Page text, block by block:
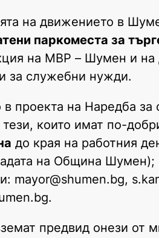
на движението в
паркоместа за
на МВР – Шумен и
за служебни нужди.
проекта на Наредба за
които имат по-
до края на работния
на Община Шумен);
mayor@shumen.bg,
предвид онези от